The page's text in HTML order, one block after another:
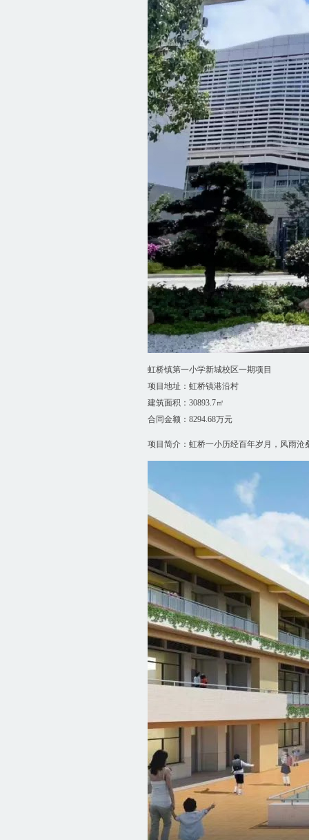
虹桥镇第一小学新城校区一期项目
项目地址：虹桥镇港沿村
建筑面积：30893.7㎡
合同金额：8294.68万元
项目简介：虹桥一小历经百年岁月，风雨